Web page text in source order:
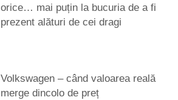
orice… mai puțin la bucuria de a fi
prezent alături de cei dragi
Volkswagen – când valoarea reală
merge dincolo de preț